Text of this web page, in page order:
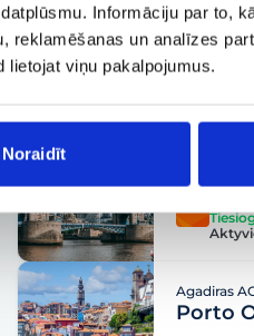
Informāciju par to,
reklamēšanas un analīzes
lietojat viņu pakalpojumus.
Noraidīt
Agadiras
Udžda
10.10,
Agadiras
Porto